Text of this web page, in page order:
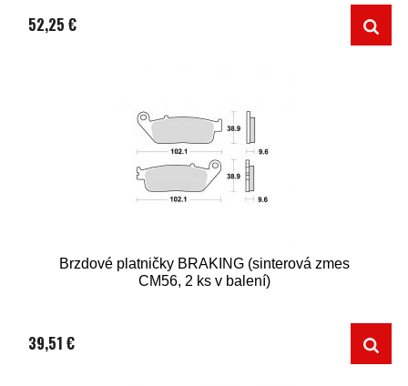
52,25 €
Brzdové platničky BRAKING (sinterová zmes
CM56, 2 ks v balení)
39,51 €